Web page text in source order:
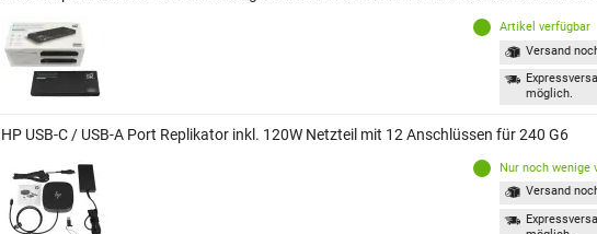
Artikel verfügbar
Versand
möglich.
HP USB-C / USB-A Port Replikator inkl. 120W Netzteil mit 12 Anschlüssen für 240 G6
Nur noch wenige
Versand